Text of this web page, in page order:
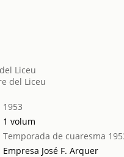
Liceu
del Liceu
1953
1 volum
Temporada de cuaresma
Empresa José F. Arquer